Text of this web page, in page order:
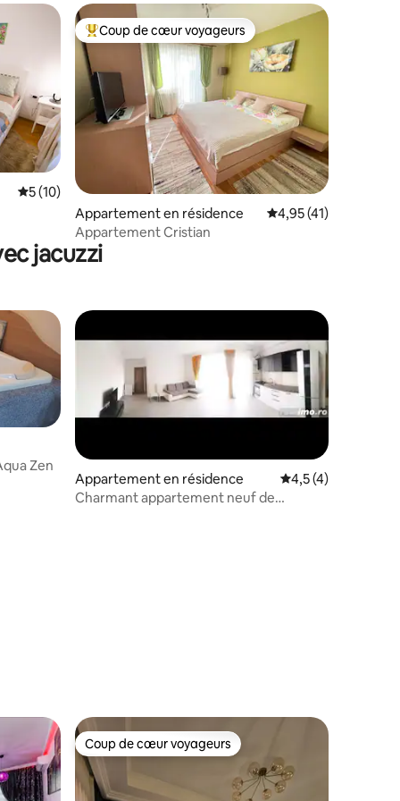
: 4,85 sur 5
Évaluation moyenne sur la base de 10 commentaires : 5 sur 5
5 (10)
Coups de cœur voyageurs les plus appréciés
Coup de cœur voyageurs
Appartement en résidence Évaluation moyenne
4,95 (41)
Appartement Cristian
jacuzzi
: 4,75 sur 5
Zen
Appartement en résidence Évaluation
4,5 (4)
Charmant appartement neuf de
Coup de cœur voyageurs
Coup de cœur voyageurs